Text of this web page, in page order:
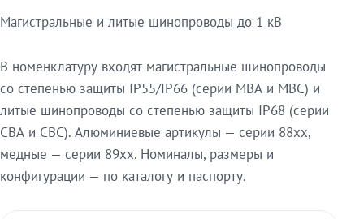
Магистральные и литые шинопроводы до 1 кВ
В номенклатуру входят магистральные шинопроводы
со степенью защиты IP55/IP66 (серии МВА и МВС) и
литые шинопроводы со степенью защиты IP68 (серии
СВА и СВС). Алюминиевые артикулы — серии 88xx,
медные — серии 89xx. Номиналы, размеры и
конфигурации — по каталогу и паспорту.